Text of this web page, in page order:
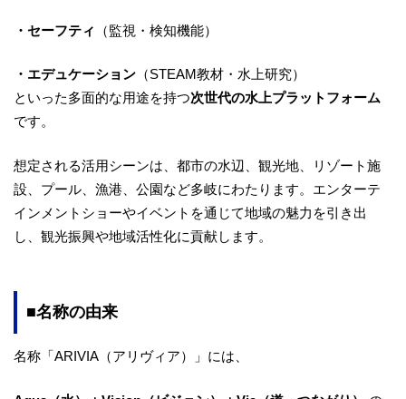
・セーフティ （監視・検知機能）
・エデュケーション （STEAM教材・水上研究）
といった多面的な用途を持つ次世代の水上プラットフォーム
です。
想定される活用シーンは、都市の水辺、観光地、リゾート施
設、プール、漁港、公園など多岐にわたります。エンターテ
インメントショーやイベントを通じて地域の魅力を引き出
し、観光振興や地域活性化に貢献します。
■名称の由来
名称「ARIVIA（アリヴィア）」には、